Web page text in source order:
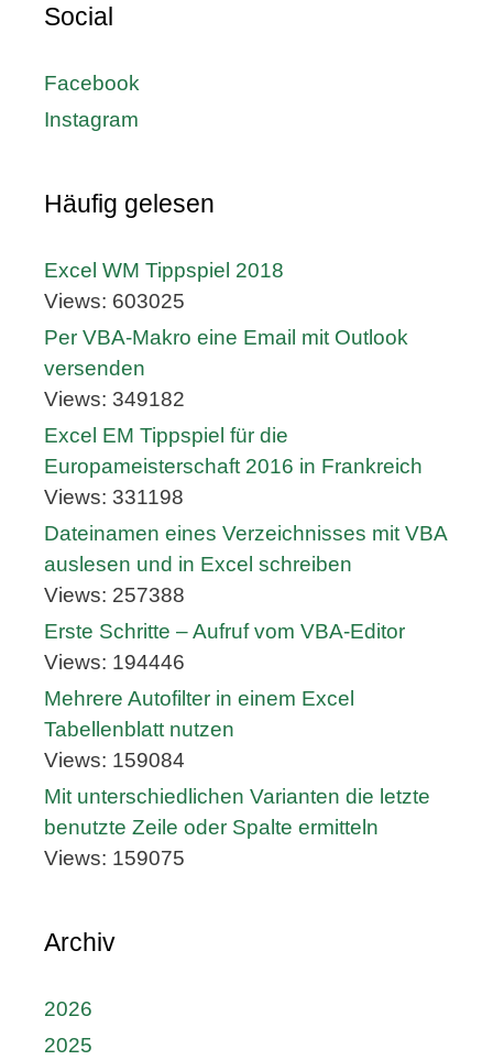
Social
Facebook
Instagram
Häufig gelesen
Excel WM Tippspiel 2018
Views: 603025
Per VBA-Makro eine Email mit Outlook
versenden
Views: 349182
Excel EM Tippspiel für die
Europameisterschaft 2016 in Frankreich
Views: 331198
Dateinamen eines Verzeichnisses mit VBA
auslesen und in Excel schreiben
Views: 257388
Erste Schritte – Aufruf vom VBA-Editor
Views: 194446
Mehrere Autofilter in einem Excel
Tabellenblatt nutzen
Views: 159084
Mit unterschiedlichen Varianten die letzte
benutzte Zeile oder Spalte ermitteln
Views: 159075
Archiv
2026
2025